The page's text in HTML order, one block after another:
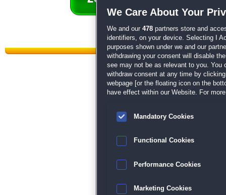
Datenschutz| AGB|Impressum
We Care About Your
We and our 478 partners store and
identifiers, on your device. Selecting I
purposes shown under we and our
withdrawing your consent will disable
see may not be as relevant to you. You
withdraw consent at any time by
webpage [or the floating icon on the
have effect within our Website. For
Mandatory Cookies
Functional Cookies
Performance Cookies
Marketing Cookies